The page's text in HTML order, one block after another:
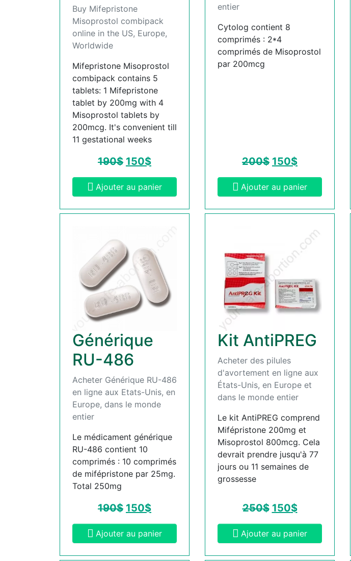
Buy Mifepristone
Misoprostol combipack
online in the US, Europe,
Worldwide
Mifepristone Misoprostol
combipack contains 5
tablets: 1 Mifepristone
tablet by 200mg with 4
Misoprostol tablets by
200mcg. It's convenient till
11 gestational weeks
190$ 150$
Ajouter au panier
entier
Cytolog contient 8
comprimés : 2*4
comprimés de Misoprostol
par 200mcg
200$ 150$
Ajouter au panier
Générique
RU-486
Acheter Générique RU-486
en ligne aux Etats-Unis, en
Europe, dans le monde
entier
Le médicament générique
RU-486 contient 10
comprimés : 10 comprimés
de mifépristone par 25mg.
Total 250mg
190$ 150$
Ajouter au panier
Kit AntiPREG
Acheter des pilules
d'avortement en ligne aux
États-Unis, en Europe et
dans le monde entier
Le kit AntiPREG comprend
Mifépristone 200mg et
Misoprostol 800mcg. Cela
devrait prendre jusqu'à 77
jours ou 11 semaines de
grossesse
250$ 150$
Ajouter au panier